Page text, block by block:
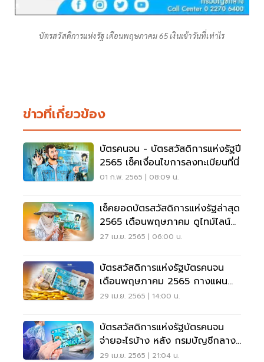
บัตรสวัสดิการแห่งรัฐ เดือนพฤษภาคม 65 เงินเข้าวันที่เท่าไร
ข่าวที่เกี่ยวข้อง
บัตรคนจน - บัตรสวัสดิการแห่งรัฐปี
2565 เช็คเงื่อนไขการลงทะเบียนที่นี่
01 ก.พ. 2565 | 08:09 น.
เช็คยอดบัตรสวัสดิการแห่งรัฐล่าสุด
2565 เดือนพฤษภาคม ดูไทม์ไลน์
โอนเงินด่วน
27 เม.ย. 2565 | 06:00 น.
บัตรสวัสดิการแห่งรัฐบัตรคนจน
เดือนพฤษภาคม 2565 กางแผน
จ่ายเงินใหม่ เช็คด่วน
29 เม.ย. 2565 | 14:00 น.
บัตรสวัสดิการแห่งรัฐบัตรคนจน
จ่ายอะไรบ้าง หลัง กรมบัญชีกลาง
อัปเดตจ่ายเงิน
29 เม.ย. 2565 | 21:04 น.